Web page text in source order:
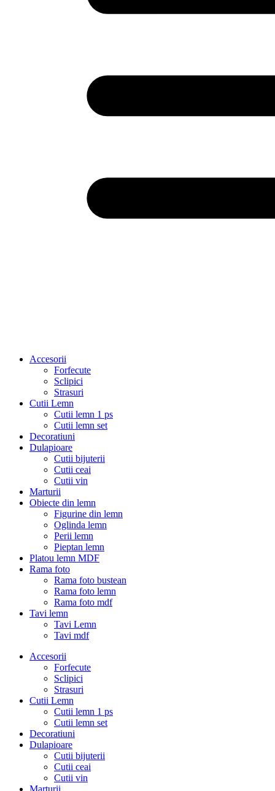
Accesorii
Forfecute
Sclipici
Strasuri
Cutii Lemn
Cutii lemn 1 ps
Cutii lemn set
Decoratiuni
Dulapioare
Cutii bijuterii
Cutii ceai
Cutii vin
Marturii
Obiecte din lemn
Figurine din lemn
Oglinda lemn
Perii lemn
Pieptan lemn
Platou lemn MDF
Rama foto
Rama foto bustean
Rama foto lemn
Rama foto mdf
Tavi lemn
Tavi Lemn
Tavi mdf
Accesorii
Forfecute
Sclipici
Strasuri
Cutii Lemn
Cutii lemn 1 ps
Cutii lemn set
Decoratiuni
Dulapioare
Cutii bijuterii
Cutii ceai
Cutii vin
Marturii